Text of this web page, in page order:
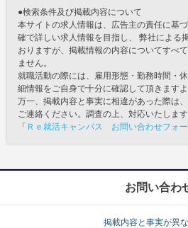
●検索条件及び掲載内容について
本サイトの求人情報は、広告主の責任に基
確で詳しい求人情報を目指し、 弊社による
おりますが、掲載情報の内容についてすべ
ません。
就職活動の際には、雇用形態・勤務時間・
細情報をご自身で十分に確認して頂きますよ
万一、掲載内容と事実に相違があった際は
ご連絡ください。調査の上、対応いたします
「 Ｒｅ就活キャンパス お問い合わせフォ
お問い合わ
掲載内容と事実が異